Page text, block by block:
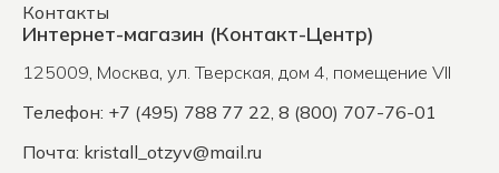
Контакты
Интернет-магазин (Контакт-Центр)
125009, Москва, ул. Тверская, дом 4, помещение VII
Телефон: +7 (495) 788 77 22, 8 (800) 707-76-01
Почта: kristall_otzyv@mail.ru